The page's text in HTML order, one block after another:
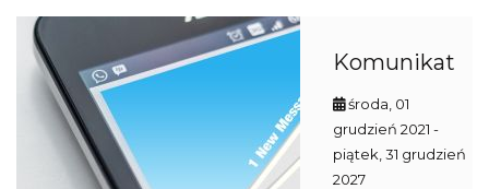
Komunikat
środa, 01
grudzień 2021 -
piątek, 31 grudzień
2027